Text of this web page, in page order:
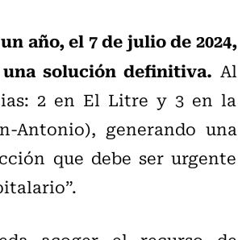
año, el 7 de julio de 2024,
solución definitiva. Al
2 en El Litre y 3 en la
Antonio), generando una
que debe ser urgente